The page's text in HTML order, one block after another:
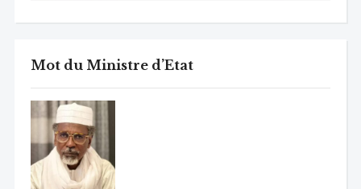
Mot du Ministre d’Etat